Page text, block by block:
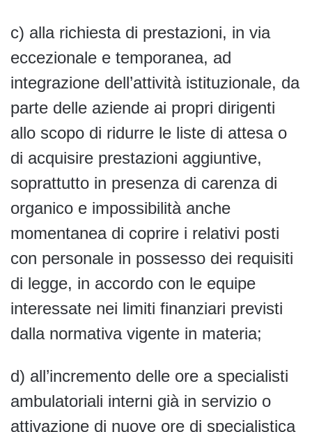
c) alla richiesta di prestazioni, in via
eccezionale e temporanea, ad
integrazione dell’attività istituzionale, da
parte delle aziende ai propri dirigenti
allo scopo di ridurre le liste di attesa o
di acquisire prestazioni aggiuntive,
soprattutto in presenza di carenza di
organico e impossibilità anche
momentanea di coprire i relativi posti
con personale in possesso dei requisiti
di legge, in accordo con le equipe
interessate nei limiti finanziari previsti
dalla normativa vigente in materia;
d) all’incremento delle ore a specialisti
ambulatoriali interni già in servizio o
attivazione di nuove ore di specialistica